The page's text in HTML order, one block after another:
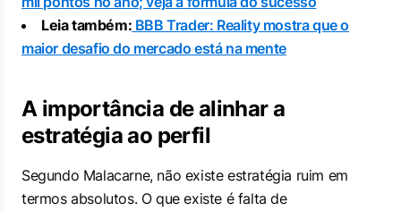
Leia também: BBB Trader: Reality mostra que o
maior desafio do mercado está na mente
A importância de alinhar a
estratégia ao perfil
Segundo Malacarne, não existe estratégia ruim em
termos absolutos. O que existe é falta de